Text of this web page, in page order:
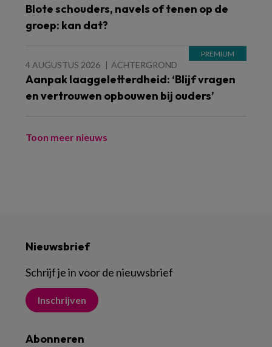
Blote schouders, navels of tenen op de
groep: kan dat?
4 AUGUSTUS 2026 ACHTERGROND
Aanpak laaggeletterdheid: ‘Blijf vragen
en vertrouwen opbouwen bij ouders’
Toon meer nieuws
Nieuwsbrief
Schrijf je in voor de nieuwsbrief
Inschrijven
Abonneren